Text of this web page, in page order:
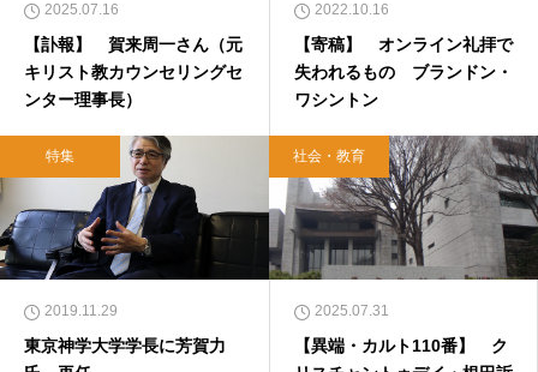
2025.07.16
【訃報】 賀来周一さん（元
キリスト教カウンセリングセ
ンター理事長）
2022.10.16
【寄稿】 オンライン礼拝で
失われるもの ブランドン・
ワシントン
特集
2019.11.29
東京神学大学学長に芳賀力
社会・教育
2025.07.31
【異端・カルト110番】 ク